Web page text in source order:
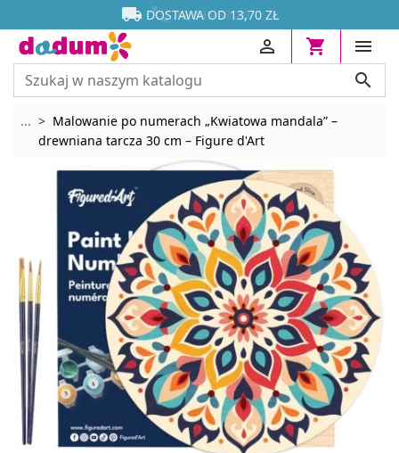

 DOSTAWA OD 13,70 ZŁ






... Rozwiń breadcrumbs
Malowanie po numerach „Kwiatowa mandala” –
drewniana tarcza 30 cm – Figure d'Art